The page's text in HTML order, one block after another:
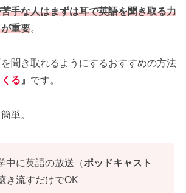
手な人はまずは耳で英語を聞き取る力
重要。
聞き取れるようにするおすすめの方法
る 』 です。
単。
中に英語の放送（ポッドキャスト
き流すだけでOK